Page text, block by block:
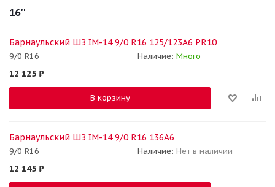
16''
Барнаульский ШЗ IM-14 9/0 R16 125/123A6 PR10
9/0 R16 Наличие: Много
12 125 ₽
В корзину
Барнаульский ШЗ IM-14 9/0 R16 136A6
9/0 R16 Наличие: Нет в наличии
12 145 ₽